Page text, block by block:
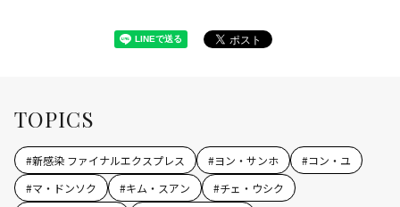
TOPICS
#新感染 ファイナルエクスプレス #ヨン・サンホ #コン・ユ
#マ・ドンソク #キム・スアン #チェ・ウシク